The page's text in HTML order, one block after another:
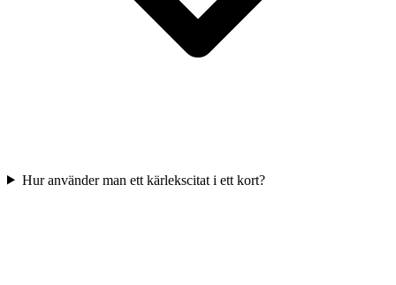
Hur använder man ett kärlekscitat i ett kort?